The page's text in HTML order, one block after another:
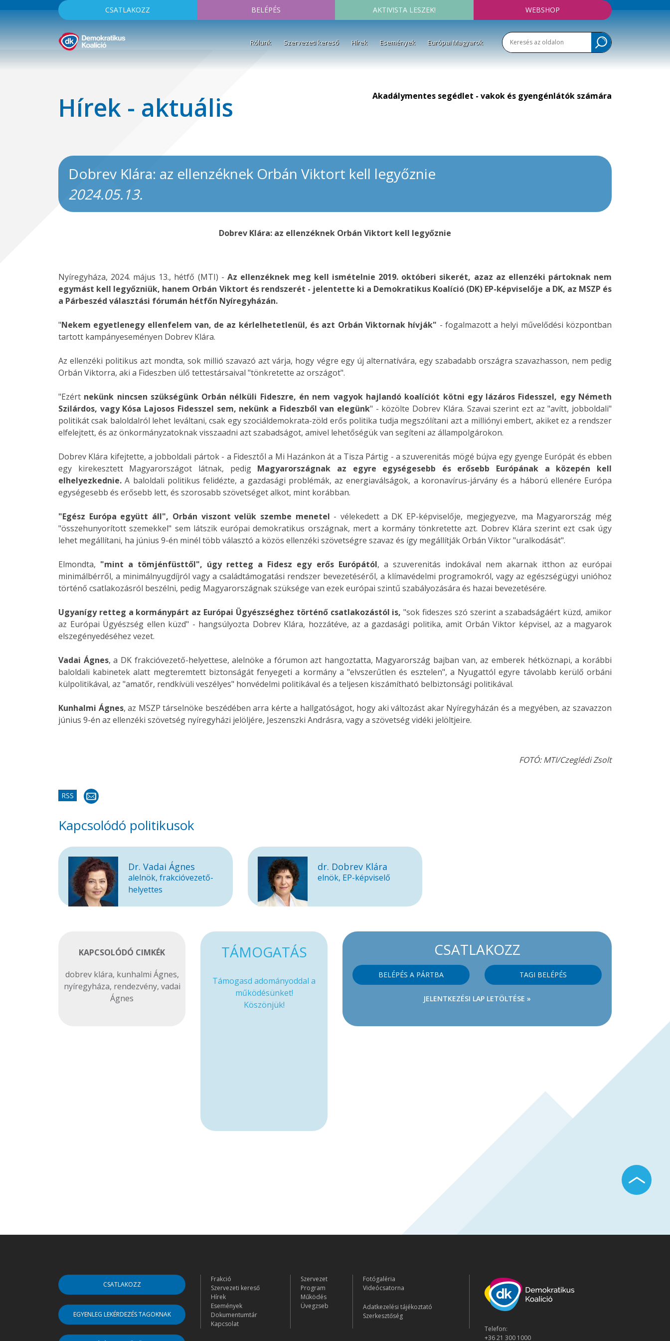
CSATLAKOZZ BELÉPÉS AKTIVISTA LESZEK! WEBSHOP
Rólunk Szervezeti kereső Hírek Események Európai Magyarok
Hírek - aktuális Akadálymentes segédlet - vakok és gyengénlátók számára
Dobrev Klára: az ellenzéknek Orbán Viktort kell legyőznie
2024.05.13.
Dobrev Klára: az ellenzéknek Orbán Viktort kell legyőznie
Nyíregyháza, 2024. május 13., hétfő (MTI) - Az ellenzéknek meg kell ismételnie 2019. októberi sikerét, azaz az ellenzéki pártoknak nem
egymást kell legyőzniük, hanem Orbán Viktort és rendszerét - jelentette ki a Demokratikus Koalíció (DK) EP-képviselője a DK, az MSZP és
a Párbeszéd választási fórumán hétfőn Nyíregyházán.
"Nekem egyetlenegy ellenfelem van, de az kérlelhetetlenül, és azt Orbán Viktornak hívják" - fogalmazott a helyi művelődési központban
tartott kampányeseményen Dobrev Klára.
Az ellenzéki politikus azt mondta, sok millió szavazó azt várja, hogy végre egy új alternatívára, egy szabadabb országra szavazhasson, nem pedig
Orbán Viktorra, aki a Fideszben ülő tettestársaival "tönkretette az országot".
"Ezért nekünk nincsen szükségünk Orbán nélküli Fideszre, én nem vagyok hajlandó koalíciót kötni egy lázáros Fidesszel, egy Németh
Szilárdos, vagy Kósa Lajosos Fidesszel sem, nekünk a Fideszből van elegünk" - közölte Dobrev Klára. Szavai szerint ezt az "avítt, jobboldali"
politikát csak baloldalról lehet leváltani, csak egy szociáldemokrata-zöld erős politika tudja megszólítani azt a milliónyi embert, akiket ez a rendszer
elfelejtett, és az önkormányzatoknak visszaadni azt szabadságot, amivel lehetőségük van segíteni az állampolgárokon.
Dobrev Klára kifejtette, a jobboldali pártok - a Fidesztől a Mi Hazánkon át a Tisza Pártig - a szuverenitás mögé bújva egy gyenge Európát és ebben
egy kirekesztett Magyarországot látnak, pedig Magyarországnak az egyre egységesebb és erősebb Európának a közepén kell
elhelyezkednie. A baloldali politikus felidézte, a gazdasági problémák, az energiaválságok, a koronavírus-járvány és a háború ellenére Európa
egységesebb és erősebb lett, és szorosabb szövetséget alkot, mint korábban.
"Egész Európa együtt áll", Orbán viszont velük szembe menetel - vélekedett a DK EP-képviselője, megjegyezve, ma Magyarország még
"összehunyorított szemekkel" sem látszik európai demokratikus országnak, mert a kormány tönkretette azt. Dobrev Klára szerint ezt csak úgy
lehet megállítani, ha június 9-én minél több választó a közös ellenzéki szövetségre szavaz és így megállítják Orbán Viktor "uralkodását".
Elmondta, "mint a tömjénfüsttől", úgy retteg a Fidesz egy erős Európától, a szuverenitás indokával nem akarnak itthon az európai
minimálbérről, a minimálnyugdíjról vagy a családtámogatási rendszer bevezetéséről, a klímavédelmi programokról, vagy az egészségügyi unióhoz
történő csatlakozásról beszélni, pedig Magyarországnak szüksége van ezek európai szintű szabályozására és hazai bevezetésére.
Ugyanígy retteg a kormánypárt az Európai Ügyészséghez történő csatlakozástól is, "sok fideszes szó szerint a szabadságáért küzd, amikor
az Európai Ügyészség ellen küzd" - hangsúlyozta Dobrev Klára, hozzátéve, az a gazdasági politika, amit Orbán Viktor képvisel, az a magyarok
elszegényedéséhez vezet.
Vadai Ágnes, a DK frakcióvezető-helyettese, alelnöke a fórumon azt hangoztatta, Magyarország bajban van, az emberek hétköznapi, a korábbi
baloldali kabinetek alatt megteremtett biztonságát fenyegeti a kormány a "elvszerűtlen és esztelen", a Nyugattól egyre távolabb kerülő orbáni
külpolitikával, az "amatőr, rendkívüli veszélyes" honvédelmi politikával és a teljesen kiszámítható belbiztonsági politikával.
Kunhalmi Ágnes, az MSZP társelnöke beszédében arra kérte a hallgatóságot, hogy aki változást akar Nyíregyházán és a megyében, az szavazzon
június 9-én az ellenzéki szövetség nyíregyházi jelöljére, Jeszenszki Andrásra, vagy a szövetség vidéki jelöltjeire.
FOTÓ: MTI/Czeglédi Zsolt
RSS
Kapcsolódó politikusok
Dr. Vadai Ágnes
alelnök, frakcióvezető-
helyettes
dr. Dobrev Klára
elnök, EP-képviselő
KAPCSOLÓDÓ CIMKÉK
dobrev klára, kunhalmi Ágnes,
nyíregyháza, rendezvény, vadai
Ágnes
CSATLAKOZZ
BELÉPÉS A PÁRTBA TAGI BELÉPÉS
JELENTKEZÉSI LAP LETÖLTÉSE »
TÁMOGATÁS
Támogasd adományoddal a
működésünket!
Köszönjük!
CSATLAKOZZ
EGYENLEG LEKÉRDEZÉS TAGOKNAK
Frakció
Szervezeti kereső
Hírek
Események
Dokumentumtár
Kapcsolat
Szervezet
Program
Működés
Üvegzseb
Fotógaléria
Videócsatorna
Adatkezelési tájékoztató
Szerkesztőség
Telefon:
+36 21 300 1000